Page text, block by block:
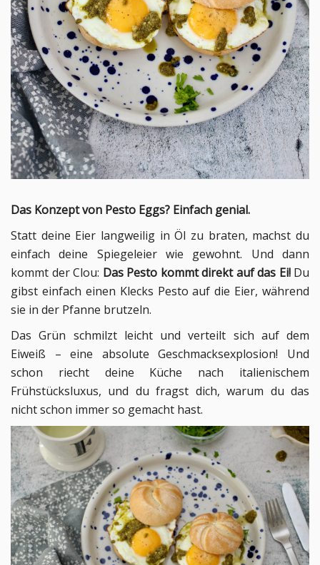
Das Konzept von Pesto Eggs? Einfach genial.
Statt deine Eier langweilig in Öl zu braten, machst du
einfach deine Spiegeleier wie gewohnt. Und dann
kommt der Clou: Das Pesto kommt direkt auf das Ei! Du
gibst einfach einen Klecks Pesto auf die Eier, während
sie in der Pfanne brutzeln.
Das Grün schmilzt leicht und verteilt sich auf dem
Eiweiß – eine absolute Geschmacksexplosion! Und
schon riecht deine Küche nach italienischem
Frühstücksluxus, und du fragst dich, warum du das
nicht schon immer so gemacht hast.